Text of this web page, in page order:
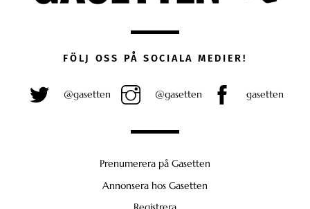
FÖLJ OSS PÅ SOCIALA MEDIER!
@gasetten @gasetten gasetten
Prenumerera på Gasetten
Annonsera hos Gasetten